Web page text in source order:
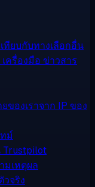
ทียบกับทางเลือกอื่น
เครื่องมือ ข่าวสาร
ของเราจาก IP ของ
ม์
มเหตุผล
จริง